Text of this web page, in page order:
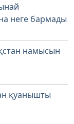
неге бармады
намысын
қуанышты